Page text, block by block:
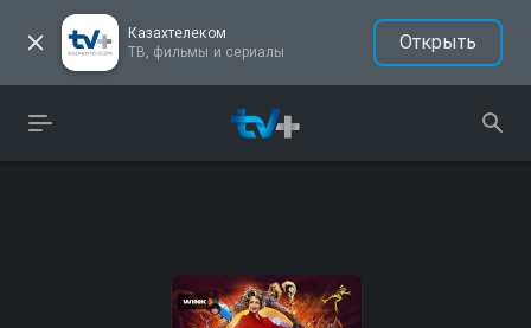
Казахтелеком
ТВ, фильмы и сериалы
Открыть